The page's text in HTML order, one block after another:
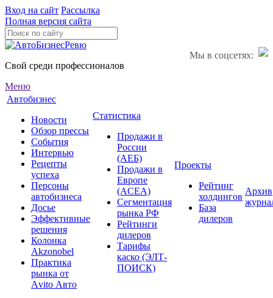
Вход на сайт Рассылка
Полная версия сайта
Мы в соцсетях:
Свой среди профессионалов
Меню
Автобизнес
Новости
Обзор прессы
События
Интервью
Рецепты
успеха
Персоны
автобизнеса
Досье
Эффективные
решения
Колонка
Akzonobel
Практика
рынка от
Аvito Авто
Статистика
Продажи в
России
(АЕБ)
Продажи в
Европе
(ACEA)
Сегментация
рынка РФ
Рейтинги
дилеров
Тарифы
каско (ЭЛТ-
ПОИСК)
Проекты
Рейтинг
холдингов
База
дилеров
Архив